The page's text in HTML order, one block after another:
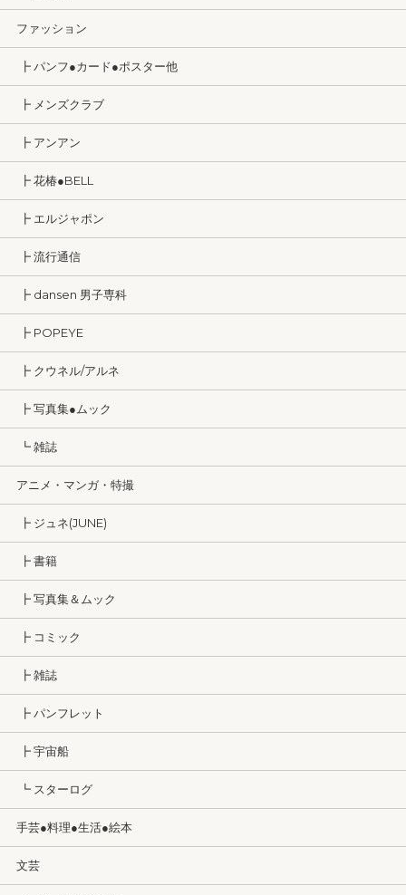
ファッション
┣ パンフ●カード●ポスター他
┣ メンズクラブ
┣ アンアン
┣ 花椿●BELL
┣ エルジャポン
┣ 流行通信
┣ dansen 男子専科
┣ POPEYE
┣ クウネル/アルネ
┣ 写真集●ムック
┗ 雑誌
アニメ・マンガ・特撮
┣ ジュネ(JUNE)
┣ 書籍
┣ 写真集＆ムック
┣ コミック
┣ 雑誌
┣ パンフレット
┣ 宇宙船
┗ スターログ
手芸●料理●生活●絵本
文芸